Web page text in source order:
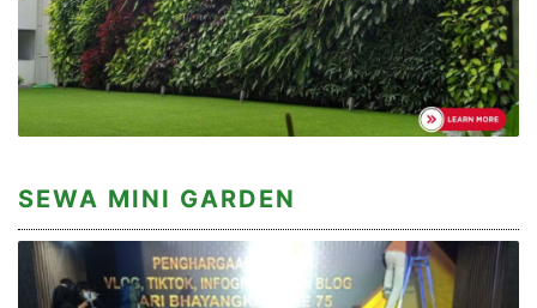
SEWA MINI GARDEN